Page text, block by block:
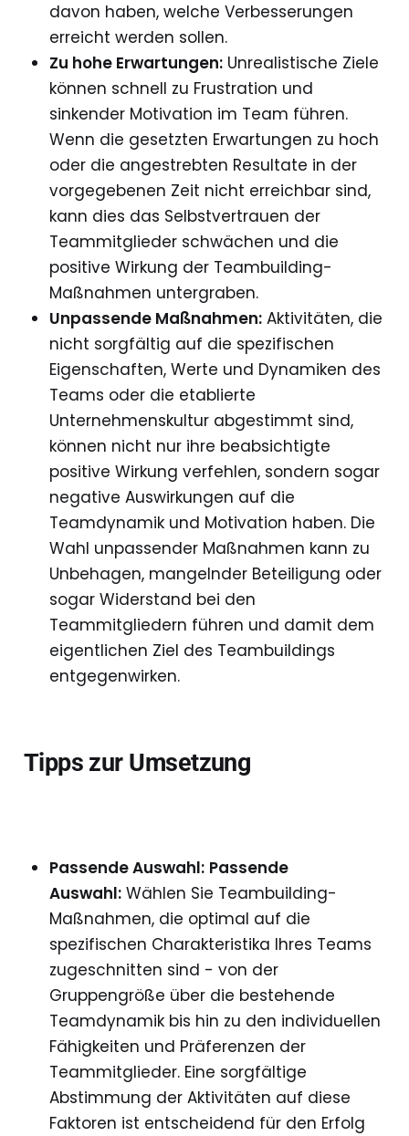
davon haben, welche Verbesserungen
erreicht werden sollen.
Zu hohe Erwartungen:Unrealistische Ziele
können schnell zu Frustration und
sinkender Motivation im Team führen.
Wenn die gesetzten Erwartungen zu hoch
oder die angestrebten Resultate in der
vorgegebenen Zeit nicht erreichbar sind,
kann dies das Selbstvertrauen der
Teammitglieder schwächen und die
positive Wirkung der Teambuilding-
Maßnahmen untergraben.
Unpassende Maßnahmen:Aktivitäten, die
nicht sorgfältig auf die spezifischen
Eigenschaften, Werte und Dynamiken des
Teams oder die etablierte
Unternehmenskultur abgestimmt sind,
können nicht nur ihre beabsichtigte
positive Wirkung verfehlen, sondern sogar
negative Auswirkungen auf die
Teamdynamik und Motivation haben. Die
Wahl unpassender Maßnahmen kann zu
Unbehagen, mangelnder Beteiligung oder
sogar Widerstand bei den
Teammitgliedern führen und damit dem
eigentlichen Ziel des Teambuildings
entgegenwirken.
Tipps zur Umsetzung
Passende Auswahl: Passende
Auswahl:Wählen Sie Teambuilding-
Maßnahmen, die optimal auf die
spezifischen Charakteristika Ihres Teams
zugeschnitten sind - von der
Gruppengröße über die bestehende
Teamdynamik bis hin zu den individuellen
Fähigkeiten und Präferenzen der
Teammitglieder. Eine sorgfältige
Abstimmung der Aktivitäten auf diese
Faktoren ist entscheidend für den Erfolg